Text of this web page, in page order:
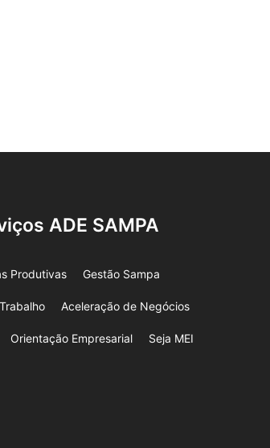
ADE SAMPA
Produtivas Gestão Sampa
Aceleração de Negócios
Orientação Empresarial Seja MEI